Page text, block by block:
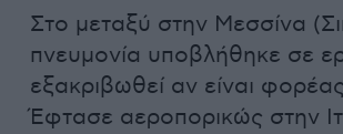
Στο μεταξύ στην Μεσσίνα
πνευμονία υποβλήθηκε σε
εξακριβωθεί αν είναι
Έφτασε αεροπορικώς στην